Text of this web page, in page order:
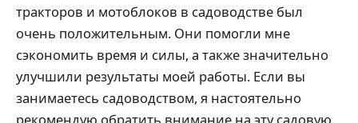
тракторов и мотоблоков в садоводстве был
очень положительным. Они помогли мне
сэкономить время и силы, а также значительно
улучшили результаты моей работы. Если вы
занимаетесь садоводством, я настоятельно
рекомендую обратить внимание на эту садовую